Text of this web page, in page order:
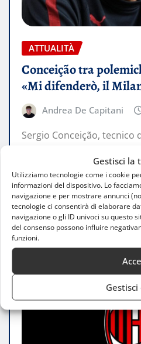
Gestisci la
Utilizziamo tecnologie come i cookie
informazioni del dispositivo. Lo
navigazione e per mostrare annunci
tecnologie ci consentirà di elaborare
navigazione o gli ID univoci su questo
del consenso possono influire
funzioni.
ATTUALITÀ
Conceição tra
«Mi difenderò, il
Andrea De Capitani
Sergio Conceição, tecnico
polemiche e discutere
LEGGI TUTTO